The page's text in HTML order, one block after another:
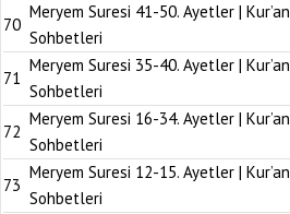
70
Meryem Suresi 41-50. Ayetler | Kur’an
Sohbetleri
71
Meryem Suresi 35-40. Ayetler | Kur’an
Sohbetleri
72
Meryem Suresi 16-34. Ayetler | Kur’an
Sohbetleri
73
Meryem Suresi 12-15. Ayetler | Kur’an
Sohbetleri